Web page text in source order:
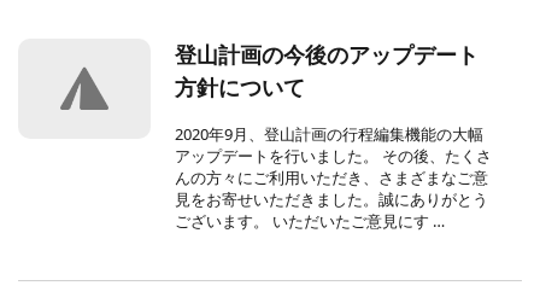
登山計画の今後のアップデート
方針について
2020年9月、登山計画の行程編集機能の大幅
アップデートを行いました。 その後、たくさ
んの方々にご利用いただき、さまざまなご意
見をお寄せいただきました。誠にありがとう
ございます。 いただいたご意見にす …